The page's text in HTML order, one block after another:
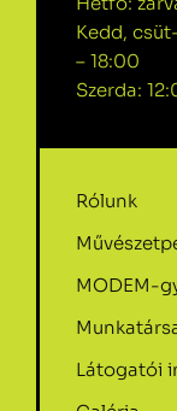
Kedd,
– 18:00
Szerda:
Rólunk
MODEM-
Látogatói